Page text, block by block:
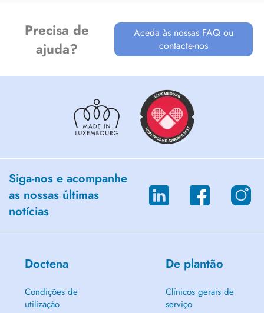
Precisa de
ajuda?
Aceda às nossas FAQ ou
contacte-nos
Siga-nos e acompanhe
as nossas últimas
notícias
Doctena
Condições de
utilização
De plantão
Clínicos gerais de
serviço